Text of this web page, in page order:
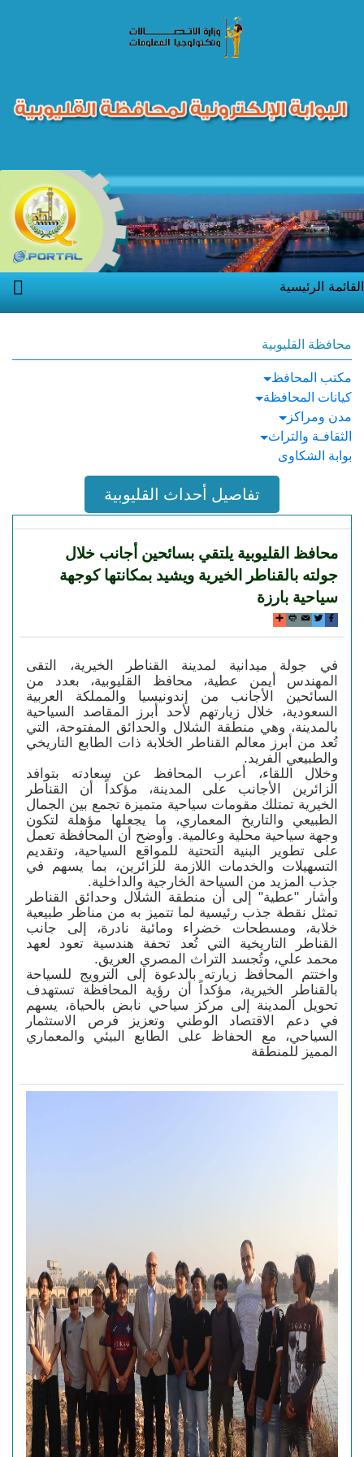
القائمة الرئيسية
محافظة القليوبية
مكتب المحافظ
كيانات المحافظة
مدن ومراكز
الثقافـة والتراث
بوابة الشكاوى
تفاصيل أحداث القليوبية
محافظ القليوبية يلتقي بسائحين أجانب خلال
جولته بالقناطر الخيرية ويشيد بمكانتها كوجهة
سياحية بارزة
في جولة ميدانية لمدينة القناطر الخيرية، التقى
المهندس أيمن عطية، محافظ القليوبية، بعدد من
السائحين الأجانب من إندونيسيا والمملكة العربية
السعودية، خلال زيارتهم لأحد أبرز المقاصد السياحية
بالمدينة، وهي منطقة الشلال والحدائق المفتوحة، التي
تُعد من أبرز معالم القناطر الخلابة ذات الطابع التاريخي
والطبيعي الفريد.
وخلال اللقاء، أعرب المحافظ عن سعادته بتوافد
الزائرين الأجانب على المدينة، مؤكداً أن القناطر
الخيرية تمتلك مقومات سياحية متميزة تجمع بين الجمال
الطبيعي والتاريخ المعماري، ما يجعلها مؤهلة لتكون
وجهة سياحية محلية وعالمية. وأوضح أن المحافظة تعمل
على تطوير البنية التحتية للمواقع السياحية، وتقديم
التسهيلات والخدمات اللازمة للزائرين، بما يسهم في
جذب المزيد من السياحة الخارجية والداخلية.
وأشار "عطية" إلى أن منطقة الشلال وحدائق القناطر
تمثل نقطة جذب رئيسية لما تتميز به من مناظر طبيعية
خلابة، ومسطحات خضراء ومائية نادرة، إلى جانب
القناطر التاريخية التي تُعد تحفة هندسية تعود لعهد
محمد علي، وتُجسد التراث المصري العريق.
واختتم المحافظ زيارته بالدعوة إلى الترويج للسياحة
بالقناطر الخيرية، مؤكداً أن رؤية المحافظة تستهدف
تحويل المدينة إلى مركز سياحي نابض بالحياة، يسهم
في دعم الاقتصاد الوطني وتعزيز فرص الاستثمار
السياحي، مع الحفاظ على الطابع البيئي والمعماري
المميز للمنطقة